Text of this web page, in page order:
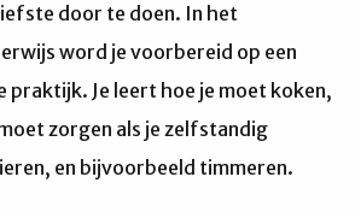
door te doen. In het
word je voorbereid op een
praktijk. Je leert hoe je moet koken,
zorgen als je zelfstandig
en bijvoorbeeld timmeren.